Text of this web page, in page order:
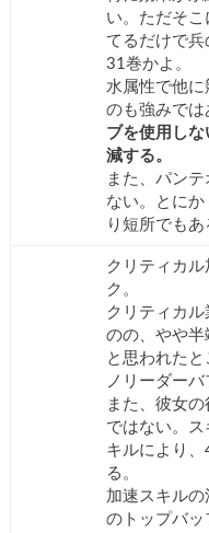
い。ただそ
てるだけで
31巻かよ。
水属性で他に
のも強みでは
ブを使用し
減する。
また、パン
ない。とに
り短所でもあ
クリティカ
ク。
クリティカ
のの、やや
と思われた
ノリーダーバ
また、彼女
ではない。
キルにより、
る。
加速スキル
のトップバッ